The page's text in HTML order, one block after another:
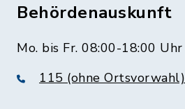
Behördenauskunft
Mo. bis Fr. 08:00-18:00 Uhr
115 (ohne Ortsvorwahl)